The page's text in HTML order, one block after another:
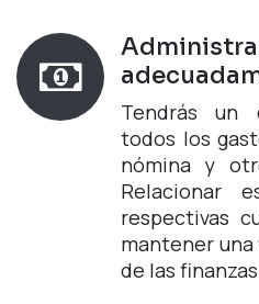
Tendrás un
todos los
nómina y
Relacionar
respectivas
mantener
de las finanzas